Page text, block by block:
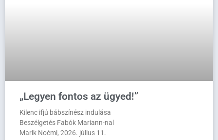
„Legyen fontos az ügyed!”
Kilenc ifjú bábszínész indulása
Beszélgetés Fabók Mariann-nal
Marik Noémi, 2026. július 11.